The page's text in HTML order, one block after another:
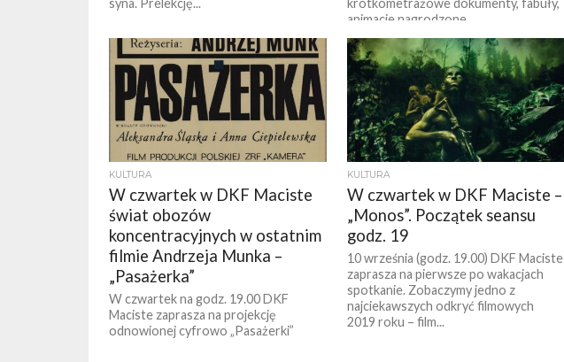
syna. Prelekcję...
krótkometrażowe dokumenty, fabuły,
animacje nagrodzone...
KULTURA
W czwartek w DKF Maciste
świat obozów
koncentracyjnych w ostatnim
filmie Andrzeja Munka –
„Pasażerka”
W czwartek na godz. 19.00 DKF
Maciste zaprasza na projekcję
odnowionej cyfrowo „Pasażerki”
KULTURA
W czwartek w DKF Maciste –
„Monos”. Początek seansu
godz. 19
10 września (godz. 19.00) DKF Maciste
zaprasza na pierwsze po wakacjach
spotkanie. Zobaczymy jedno z
najciekawszych odkryć filmowych
2019 roku – film...